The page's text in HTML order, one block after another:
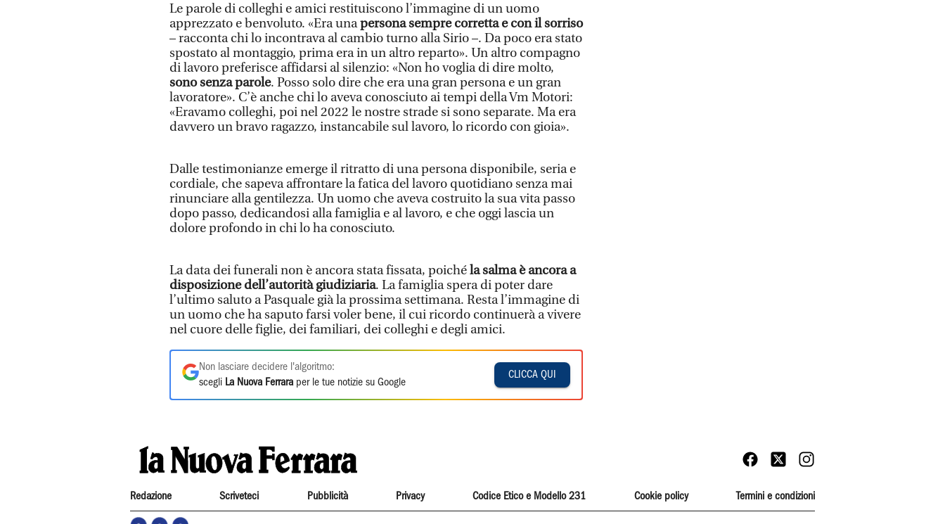
Le parole di colleghi e amici restituiscono l’immagine di un uomo
apprezzato e benvoluto. «Era unapersona sempre corretta e con il sorriso
– racconta chi lo incontrava al cambio turno alla Sirio –. Da poco era stato
spostato al montaggio, prima era in un altro reparto». Un altro compagno
di lavoro preferisce affidarsi al silenzio: «Non ho voglia di dire molto,
sono senza parole. Posso solo dire che era una gran persona e un gran
lavoratore». C’è anche chi lo aveva conosciuto ai tempi della Vm Motori:
«Eravamo colleghi, poi nel 2022 le nostre strade si sono separate. Ma era
davvero un bravo ragazzo, instancabile sul lavoro, lo ricordo con gioia».
Dalle testimonianze emerge il ritratto di una persona disponibile, seria e
cordiale, che sapeva affrontare la fatica del lavoro quotidiano senza mai
rinunciare alla gentilezza. Un uomo che aveva costruito la sua vita passo
dopo passo, dedicandosi alla famiglia e al lavoro, e che oggi lascia un
dolore profondo in chi lo ha conosciuto.
La data dei funerali non è ancora stata fissata, poichéla salma è ancora a
disposizione dell’autorità giudiziaria. La famiglia spera di poter dare
l’ultimo saluto a Pasquale già la prossima settimana. Resta l’immagine di
un uomo che ha saputo farsi voler bene, il cui ricordo continuerà a vivere
nel cuore delle figlie, dei familiari, dei colleghi e degli amici.
Non lasciare decidere l'algoritmo:
scegli La Nuova Ferrara per le tue notizie su Google
CLICCA QUI
Redazione Scriveteci Pubblicità Privacy Codice Etico e Modello 231 Cookie policy Termini e condizioni